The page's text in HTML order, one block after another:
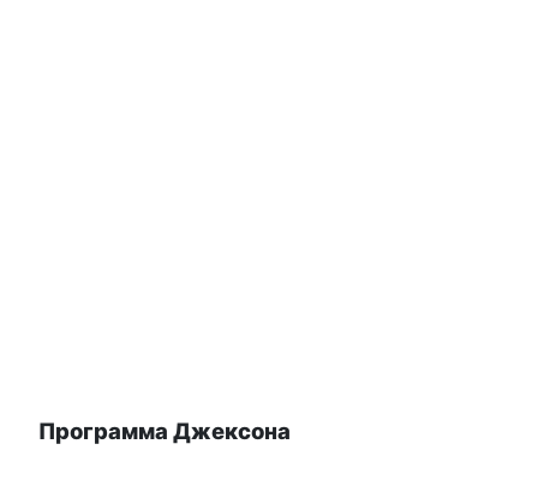
Программа Джексона